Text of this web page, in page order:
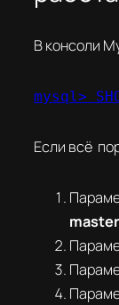
В консоли
mysql>
Если всё